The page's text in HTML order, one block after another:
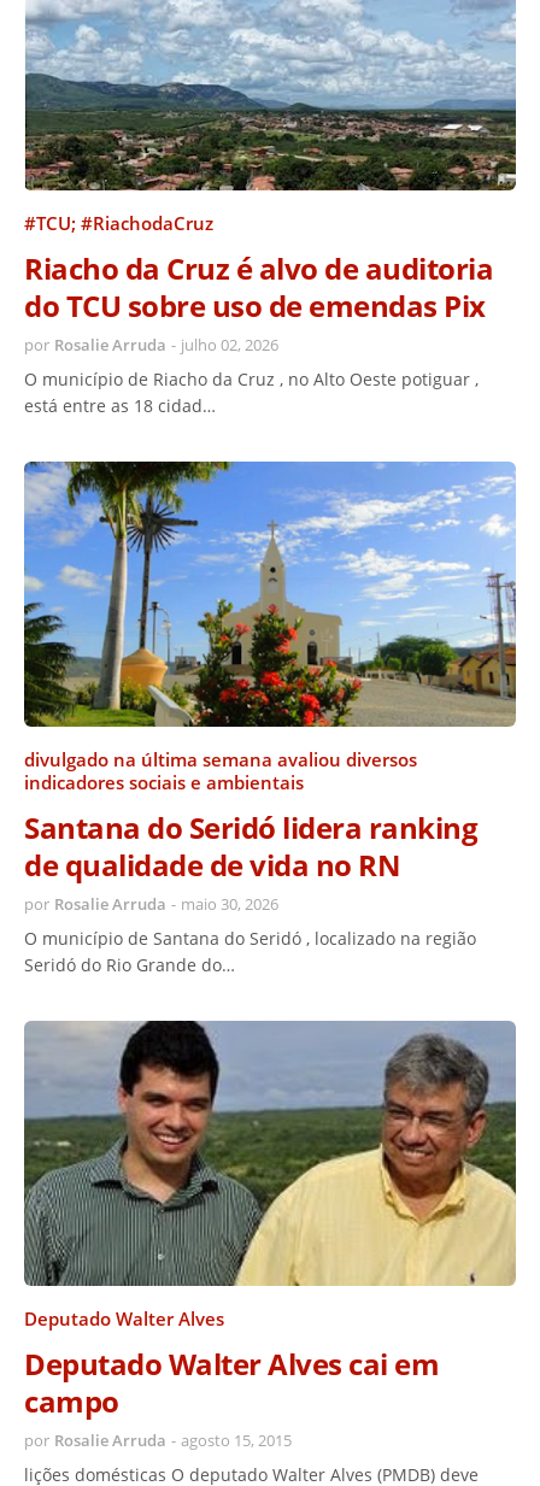
#TCU; #RiachodaCruz
Riacho da Cruz é alvo de auditoria
do TCU sobre uso de emendas Pix
por Rosalie Arruda - julho 02, 2026
O município de Riacho da Cruz , no Alto Oeste potiguar ,
está entre as 18 cidad…
divulgado na última semana avaliou diversos
indicadores sociais e ambientais
Santana do Seridó lidera ranking
de qualidade de vida no RN
por Rosalie Arruda - maio 30, 2026
O município de Santana do Seridó , localizado na região
Seridó do Rio Grande do…
Deputado Walter Alves
Deputado Walter Alves cai em
campo
por Rosalie Arruda - agosto 15, 2015
lições domésticas O deputado Walter Alves (PMDB) deve